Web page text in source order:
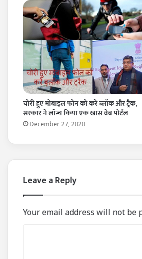
चोरी हुए मोबाइल फोन को करें ब्लॉक और ट्रैक,
सरकार ने लॉन्च किया एक खास वेब पोर्टल
December 27, 2020
Leave a Reply
Your email address will not be